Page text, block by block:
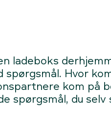
ladeboks
spørgsmål. Hvor
kom på
spørgsmål, du selv